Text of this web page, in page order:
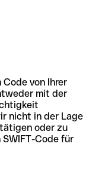
von Ihrer
mit der
nicht in der Lage
oder zu
Code für